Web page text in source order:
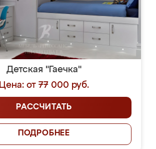
Детская "Гаечка"
Цена: от 77 000 руб.
РАССЧИТАТЬ
ПОДРОБНЕЕ